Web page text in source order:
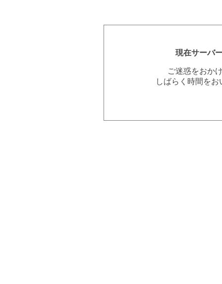
現在サーバ
ご迷惑をおか
しばらく時間を